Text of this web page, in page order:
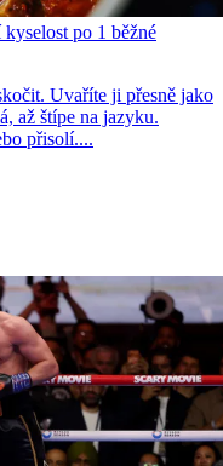
po 1 běžné
Uvaříte ji přesně jako
až štípe na jazyku.
přisolí....